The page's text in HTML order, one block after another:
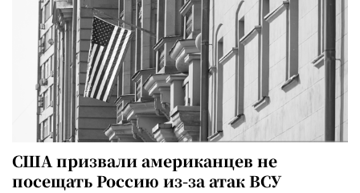
США призвали американцев не
посещать Россию из-за атак ВСУ